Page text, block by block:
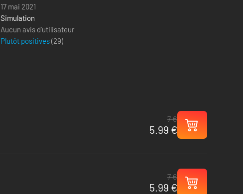
17 mai 2021
Simulation
Aucun avis d'utilisateur
Plutôt positives(29)
7 €
5.99 €
7 €
5.99 €